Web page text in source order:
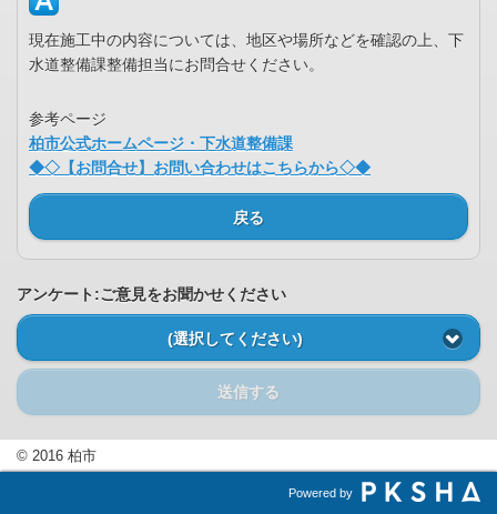
現在施工中の内容については、地区や場所などを確認の上、下
水道整備課整備担当にお問合せください。
参考ページ
柏市公式ホームページ・下水道整備課
◆◇【お問合せ】お問い合わせはこちらから◇◆
戻る
アンケート:ご意見をお聞かせください
(選択してください)
送信する
© 2016 柏市
Powered by